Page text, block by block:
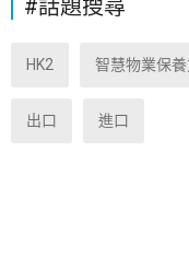
#話題搜尋
HK2 智慧物業保
出口 進口